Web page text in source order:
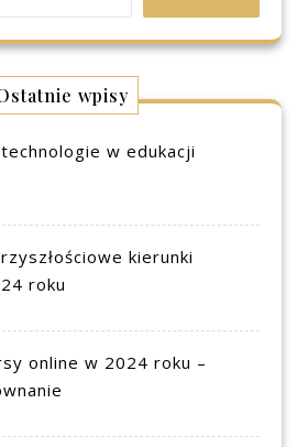
wpisy
w edukacji
kierunki
roku
online w 2024 roku –